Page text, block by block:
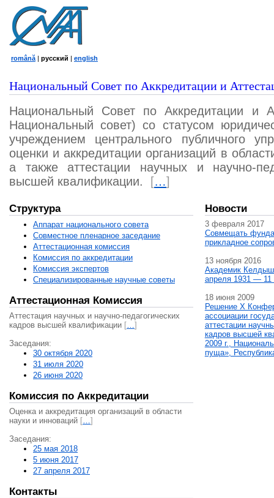
română | русский | english
Национальный Совет по Аккредитации и
Национальный Совет по Аккредитации и
Национальный совет) со статусом
учреждением центрального публичного
оценки и аккредитации организаций в
а также аттестации научных и научно-
высшей квалификации.
[…]
Структура
Аппарат национального совета
Совместное пленарное заседание
Аттестационная комисcия
Комиссия по аккредитации
Комиссия экспертов
Специализированные научные советы
Аттестационная Комиссия
Аттестация научных и научно-педагогических
кадров высшей квалификации […]
Заседания:
30 октября 2020
31 июля 2020
26 июня 2020
Комиссия по Аккредитации
Оценка и аккредитация организаций в области
науки и инноваций […]
Заседания:
25 мая 2018
5 июня 2017
27 апреля 2017
Контакты
Новости
3 февраля 2017
Совмещать
прикладное
13 ноября 2016
Академик
апреля 1931 — 11
18 июня 2009
Решение X
ассоциации
аттестации
кадров высшей
2009 г.,
пуща»,